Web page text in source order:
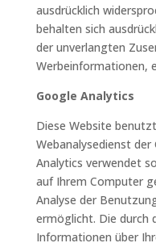
ausdrücklich
behalten sich
der unverlangten
Werbeinformationen,
Google Analytics
Diese Website
Webanalysedienst der
Analytics verwendet
auf Ihrem Computer
Analyse der
ermöglicht. Die durch
Informationen über